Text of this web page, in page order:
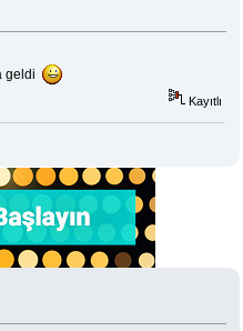
geldi
Kayıtlı